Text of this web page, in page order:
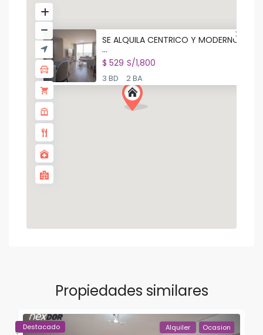
SE ALQUILA CENTRICO Y MODERNO
...
$ 529 S/1,800
3 BD 2 BA
Propiedades similares
Alquiler Ocasion
Destacado